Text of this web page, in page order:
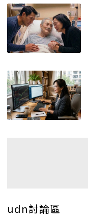
udn討論區